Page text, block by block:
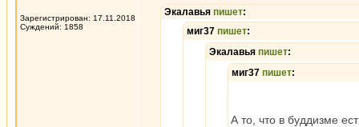
Зарегистрирован: 17.11.2018
Суждений: 1858
Экалавья пишет:
миг37 пишет:
Экалавья пишет:
миг37 пишет:
А то, что в буддизме